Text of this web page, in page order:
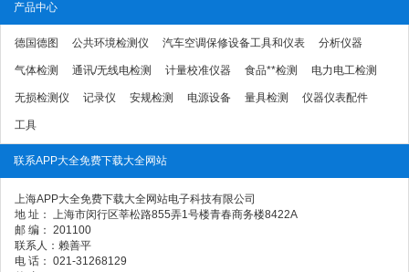
产品中心
德国德图 公共环境检测仪 汽车空调保修设备工具和仪表 分析仪器
气体检测 通讯/无线电检测 计量校准仪器 食品**检测 电力电工检测
无损检测仪 记录仪 安规检测 电源设备 量具检测 仪器仪表配件
工具
联系APP大全免费下载大全网站
上海APP大全免费下载大全网站电子科技有限公司
地 址： 上海市闵行区莘松路855弄1号楼青春商务楼8422A
邮 编： 201100
联系人：赖善平
电 话： 021-31268129